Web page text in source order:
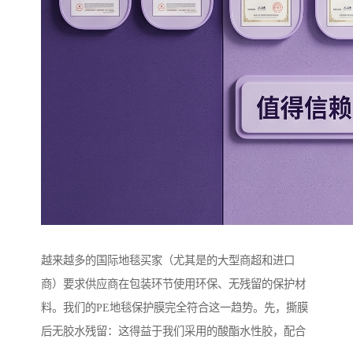
越来越多的国际地毯买家（尤其是的大型商超和进口
商）要求供应商在包装环节使用环保、无残留的保护材
料。我们的PE地毯保护膜完全符合这一趋势。先，撕膜
后无胶水残留：这得益于我们采用的酸酯水性胶，配合